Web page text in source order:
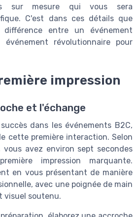
sur mesure qui vous sera
C'est dans ces détails que
entre un événement
révolutionnaire pour
impression
et l'échange
dans les événements B2C,
cette première interaction. Selon
avez environ sept secondes
impression marquante.
en vous présentant de manière
avec une poignée de main
visuel soutenu.